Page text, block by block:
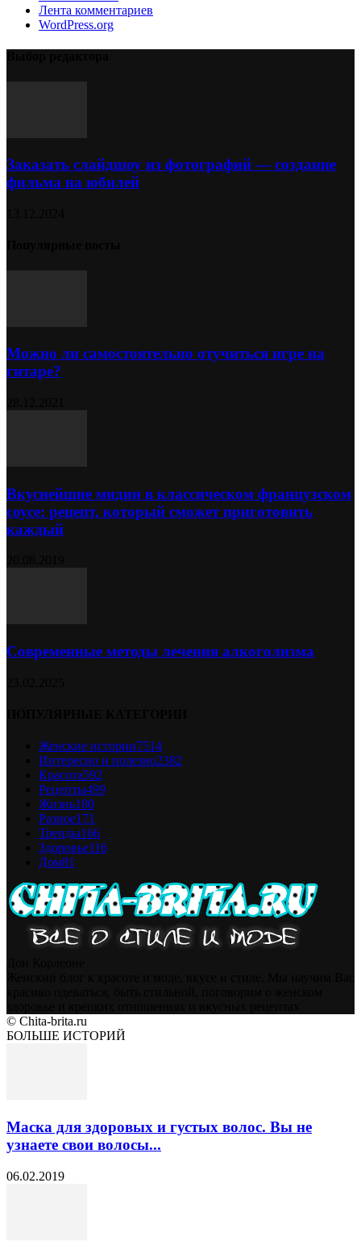
Лента комментариев
WordPress.org
Заказать слайдшоу из фотографий — создание
фильма на юбилей
Можно ли самостоятельно отучиться игре на
гитаре?
Вкуснейшие мидии в классическом французском
соусе: рецепт, который сможет приготовить
каждый
Современные методы лечения алкоголизма
Женские истории7514
Интересно и полезно2382
Красота592
Рецепты499
Жизнь180
Разное171
Тренды166
Здоровье116
Дом81
© Chita-brita.ru
БОЛЬШЕ ИСТОРИЙ
Маска для здоровых и густых волос. Вы не
узнаете свои волосы...
06.02.2019